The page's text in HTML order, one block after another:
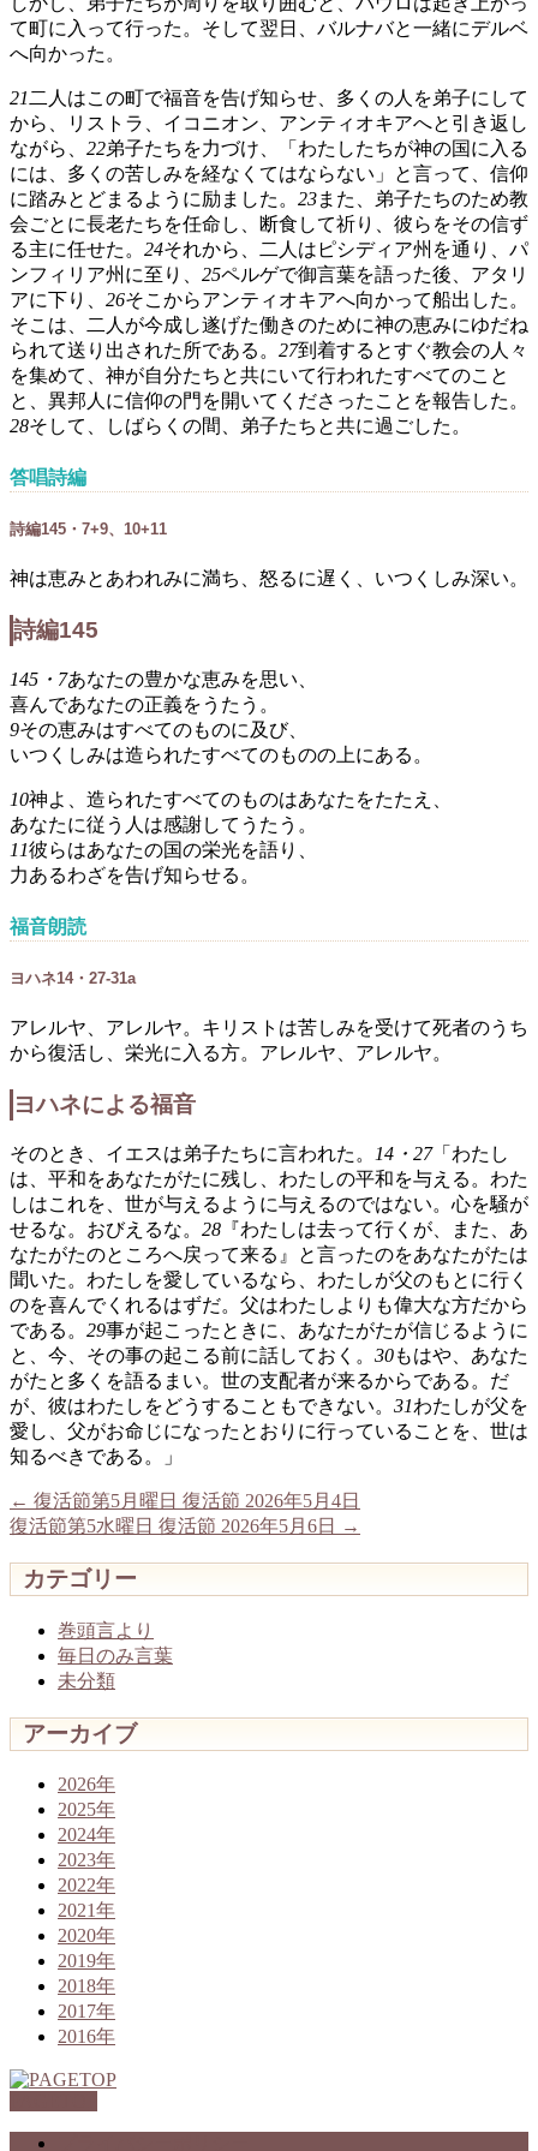
て町に入って行った。そして翌日、バルナバと一緒にデルベ
へ向かった。
21 二人はこの町で福音を告げ知らせ、多くの人を弟子にして
から、リストラ、イコニオン、アンティオキアへと引き返し
ながら、 22弟子たちを力づけ、「わたしたちが神の国に入る
には、多くの苦しみを経なくてはならない」と言って、信仰
に踏みとどまるように励ました。 23また、弟子たちのため教
会ごとに長老たちを任命し、断食して祈り、彼らをその信ず
る主に任せた。 24それから、二人はピシディア州を通り、パ
ンフィリア州に至り、 25ペルゲで御言葉を語った後、アタリ
アに下り、 26そこからアンティオキアへ向かって船出した。
そこは、二人が今成し遂げた働きのために神の恵みにゆだね
られて送り出された所である。 27到着するとすぐ教会の人々
を集めて、神が自分たちと共にいて行われたすべてのこと
と、異邦人に信仰の門を開いてくださったことを報告した。
28そして、しばらくの間、弟子たちと共に過ごした。
答唱詩編
詩編145・7+9、10+11
神は恵みとあわれみに満ち、怒るに遅く、いつくしみ深い。
詩編145
145・7あなたの豊かな恵みを思い、
喜んであなたの正義をうたう。
9その恵みはすべてのものに及び、
いつくしみは造られたすべてのものの上にある。
10神よ、造られたすべてのものはあなたをたたえ、
あなたに従う人は感謝してうたう。
11彼らはあなたの国の栄光を語り、
力あるわざを告げ知らせる。
福音朗読
ヨハネ14・27-31a
アレルヤ、アレルヤ。キリストは苦しみを受けて死者のうち
から復活し、栄光に入る方。アレルヤ、アレルヤ。
ヨハネによる福音
そのとき、イエスは弟子たちに言われた。 14・27「わたし
は、平和をあなたがたに残し、わたしの平和を与える。わた
しはこれを、世が与えるように与えるのではない。心を騒が
せるな。おびえるな。 28 『わたしは去って行くが、また、あ
なたがたのところへ戻って来る』と言ったのをあなたがたは
聞いた。わたしを愛しているなら、わたしが父のもとに行く
のを喜んでくれるはずだ。父はわたしよりも偉大な方だから
である。 29事が起こったときに、あなたがたが信じるように
と、今、その事の起こる前に話しておく。 30もはや、あなた
がたと多くを語るまい。世の支配者が来るからである。だ
が、彼はわたしをどうすることもできない。 31わたしが父を
愛し、父がお命じになったとおりに行っていることを、世は
知るべきである。」
← 復活節第5月曜日 復活節 2026年5月4日
復活節第5水曜日 復活節 2026年5月6日
→
カテゴリー
巻頭言より
毎日のみ言葉
未分類
アーカイブ
2026年
2025年
2024年
2023年
2022年
2021年
2020年
2019年
2018年
2017年
2016年